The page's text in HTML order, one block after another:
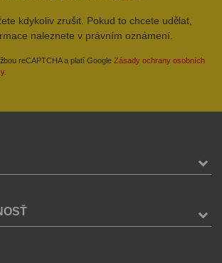
kdykoliv zrušit. Pokud to chcete udělat,
naleznete v právním oznámení.
reCAPTCHA a platí Google Zásady ochrany osobních
.